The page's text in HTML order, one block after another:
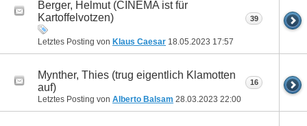
Berger, Helmut (CINEMA ist für
Kartoffelvotzen)
Letztes Posting von Klaus Caesar 18.05.2023 17:57
39
Mynther, Thies (trug eigentlich Klamotten
auf)
Letztes Posting von Alberto Balsam 28.03.2023 22:00
16